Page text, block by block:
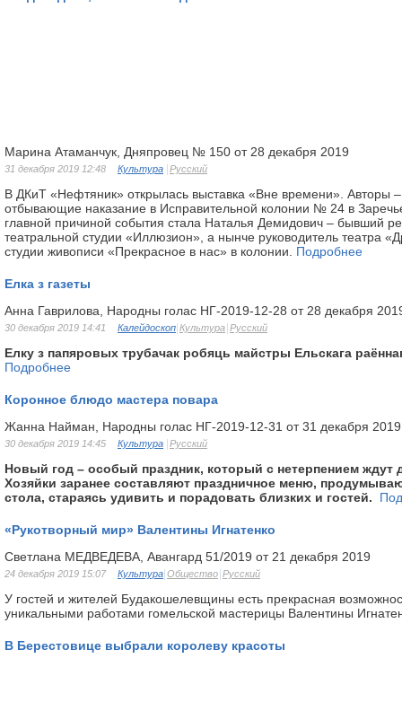
Марина Атаманчук, Дняпровец № 150 от 28 декабря 2019
31 декабря 2019 12:48 Культура Русский
В ДКиТ «Нефтяник» открылась выставка «Вне времени». Авторы
отбывающие наказание в Исправительной колонии № 24 в
главной причиной события стала Наталья Демидович – бывший
театральной студии «Иллюзион», а нынче руководитель театра
студии живописи «Прекрасное в нас» в колонии. Подробнее
Елка з газеты
Анна Гаврилова, Народны голас НГ-2019-12-28 от 28 декабря
30 декабря 2019 14:41 Калейдоскоп Культура Русский
Елку з папяровых трубачак робяць майстры Ельскага
Подробнее
Коронное блюдо мастера повара
Жанна Найман, Народны голас НГ-2019-12-31 от 31 декабря 2019
30 декабря 2019 14:45 Культура Русский
Новый год – особый праздник, который с нетерпением ждут
Хозяйки заранее составляют праздничное меню,
стола, стараясь удивить и порадовать близких и гостей.
«Рукотворный мир» Валентины Игнатенко
Светлана МЕДВЕДЕВА, Авангард 51/2019 от 21 декабря 2019
24 декабря 2019 15:07 Культура Общество Русский
У гостей и жителей Будакошелевщины есть прекрасная
уникальными работами гомельской мастерицы Валентины
В Берестовице выбрали королеву красоты